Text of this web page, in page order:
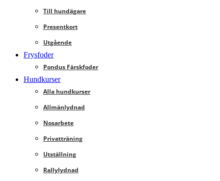
Till hundägare
Presentkort
Utgående
Frysfoder
Pondus Färskfoder
Hundkurser
Alla hundkurser
Allmänlydnad
Nosarbete
Privatträning
Utställning
Rallylydnad